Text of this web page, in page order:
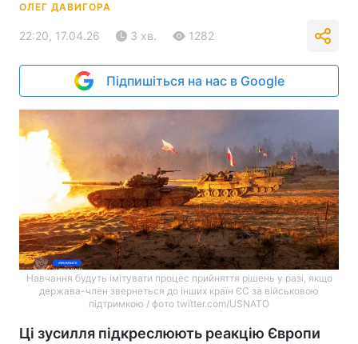
ОЛЕГ ДАВИГОРА
22:20, 17.04.26 3 хв. 1282
Підпишіться на нас в Google
Навчання будуть імітувати процес прийняття рішень у разі, якщо
держава-член звернеться до інших країн ЄС за військовою
підтримкою / фото twitter.com/USNATO
Ці зусилля підкреслюють реакцію Європи